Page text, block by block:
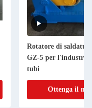
Rotatore di
GZ-5 per l'industria
tubi
Ottenga il